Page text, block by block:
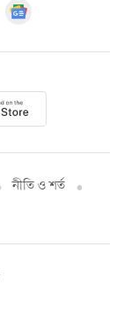
নীতি ও শর্ত